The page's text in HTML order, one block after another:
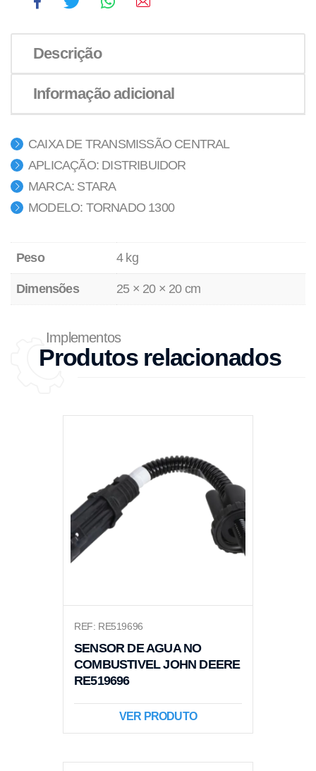
Descrição
Informação adicional
CAIXA DE TRANSMISSÃO CENTRAL
APLICAÇÃO: DISTRIBUIDOR
MARCA: STARA
MODELO: TORNADO 1300
Peso 4 kg
Dimensões 25 × 20 × 20 cm
Implementos
Produtos relacionados
REF: RE519696
SENSOR DE AGUA NO
COMBUSTIVEL JOHN DEERE
RE519696
VER PRODUTO